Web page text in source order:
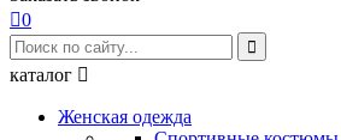
0

каталог 
Женская одежда